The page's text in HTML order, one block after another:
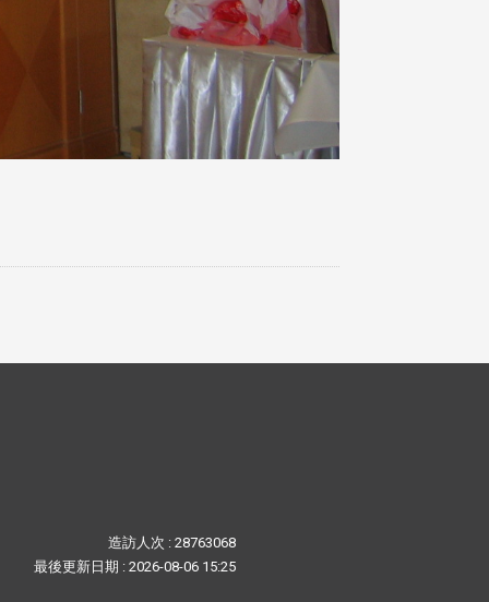
造訪人次 : 28763068
最後更新日期 : 2026-08-06 15:25